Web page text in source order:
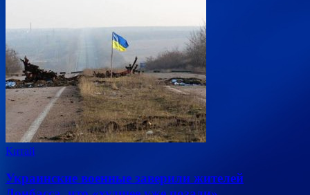
Китай
Украинские военные заверили жителей